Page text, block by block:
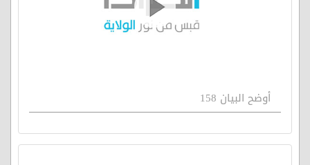
أوضح البيان 158